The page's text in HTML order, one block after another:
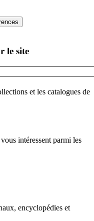
le site
et les catalogues de
intéressent parmi les
encyclopédies et